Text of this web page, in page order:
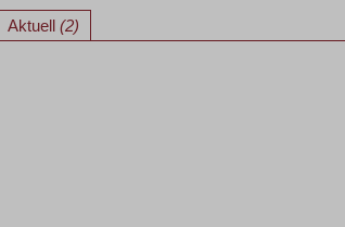
Aktuell (2)